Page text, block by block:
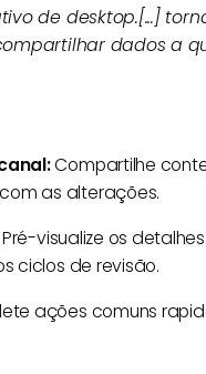
de desktop.[...]
dados a
Compartilhe
as alterações.
Pré-visualize os
ciclos de revisão.
ações comuns